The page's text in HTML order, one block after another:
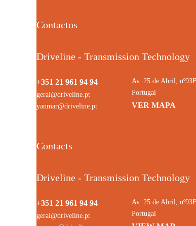
Contactos
Driveline - Transmission Technology
+351 21 961 94 94
geral@driveline.pt
yanmar@driveline.pt
Av. 25 de Abril,
Portugal
VER MAPA
Contacts
Driveline - Transmission Technology
+351 21 961 94 94
geral@driveline.pt
Av. 25 de Abril,
Portugal